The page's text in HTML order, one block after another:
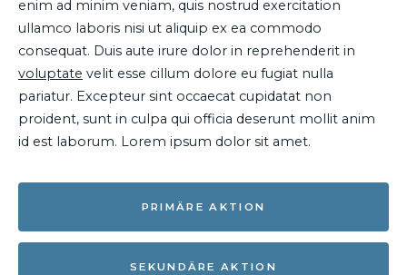
enim ad minim veniam, quis nostrud exercitation
ullamco laboris nisi ut aliquip ex ea commodo
consequat. Duis aute irure dolor in reprehenderit in
voluptate velit esse cillum dolore eu fugiat nulla
pariatur. Excepteur sint occaecat cupidatat non
proident, sunt in culpa qui officia deserunt mollit anim
id est laborum. Lorem ipsum dolor sit amet.
PRIMÄRE AKTION
SEKUNDÄRE AKTION